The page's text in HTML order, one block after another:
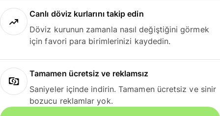
Canlı döviz kurlarını takip edin
Döviz kurunun zamanla nasıl değiştiğini görmek
için favori para birimlerinizi kaydedin.
Tamamen ücretsiz ve reklamsız
Saniyeler içinde indirin. Tamamen ücretsiz ve sinir
bozucu reklamlar yok.